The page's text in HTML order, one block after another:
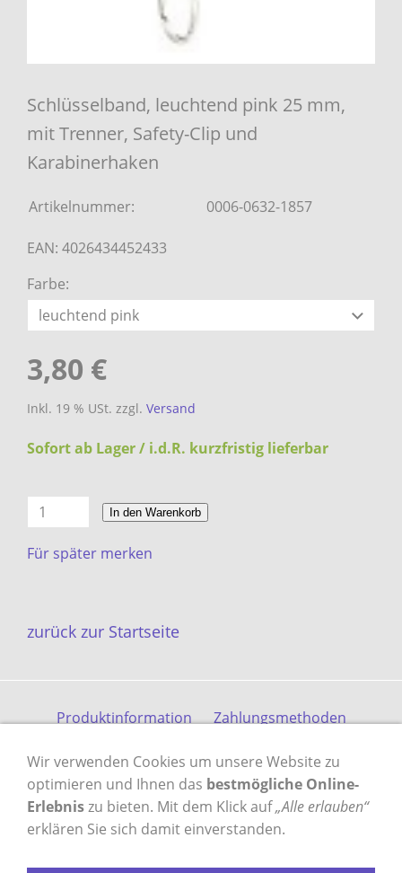
Schlüsselband, leuchtend pink 25 mm,
mit Trenner, Safety-Clip und
Karabinerhaken
Artikelnummer: 0006-0632-1857
EAN: 4026434452433
Farbe:
3,80 €
Inkl. 19 % USt. zzgl. Versand
Sofort ab Lager / i.d.R. kurzfristig lieferbar
In den Warenkorb
Für später merken
zurück zur Startseite
Produktinformation
Zahlungsmethoden
Datenschutz
Impressum
VERTRAG WIDERRUFEN
Wir verwenden Cookies um unsere Website zu
optimieren und Ihnen das bestmögliche Online-
Erlebniszu bieten. Mit dem Klick auf„Alle erlauben“
erklären Sie sich damit einverstanden.